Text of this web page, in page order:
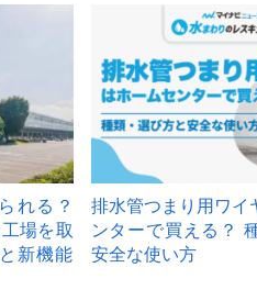
れる？
場を取
新機能
排水管つまり用ワイ
ンターで買える？
安全な使い方